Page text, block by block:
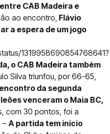
CAB Madeira e
ao encontro, Flávio
a espera de um jogo
1319958690854768641?
o CAB Madeira também
Silva triunfou, por 66-65,
da segunda
venceram o Maia BC,
com 30 pontos, foi a
– A partida tem inicio